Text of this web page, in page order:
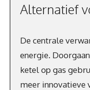
Alternatief
De centrale
energie.
ketel op gas
meer innovatieve